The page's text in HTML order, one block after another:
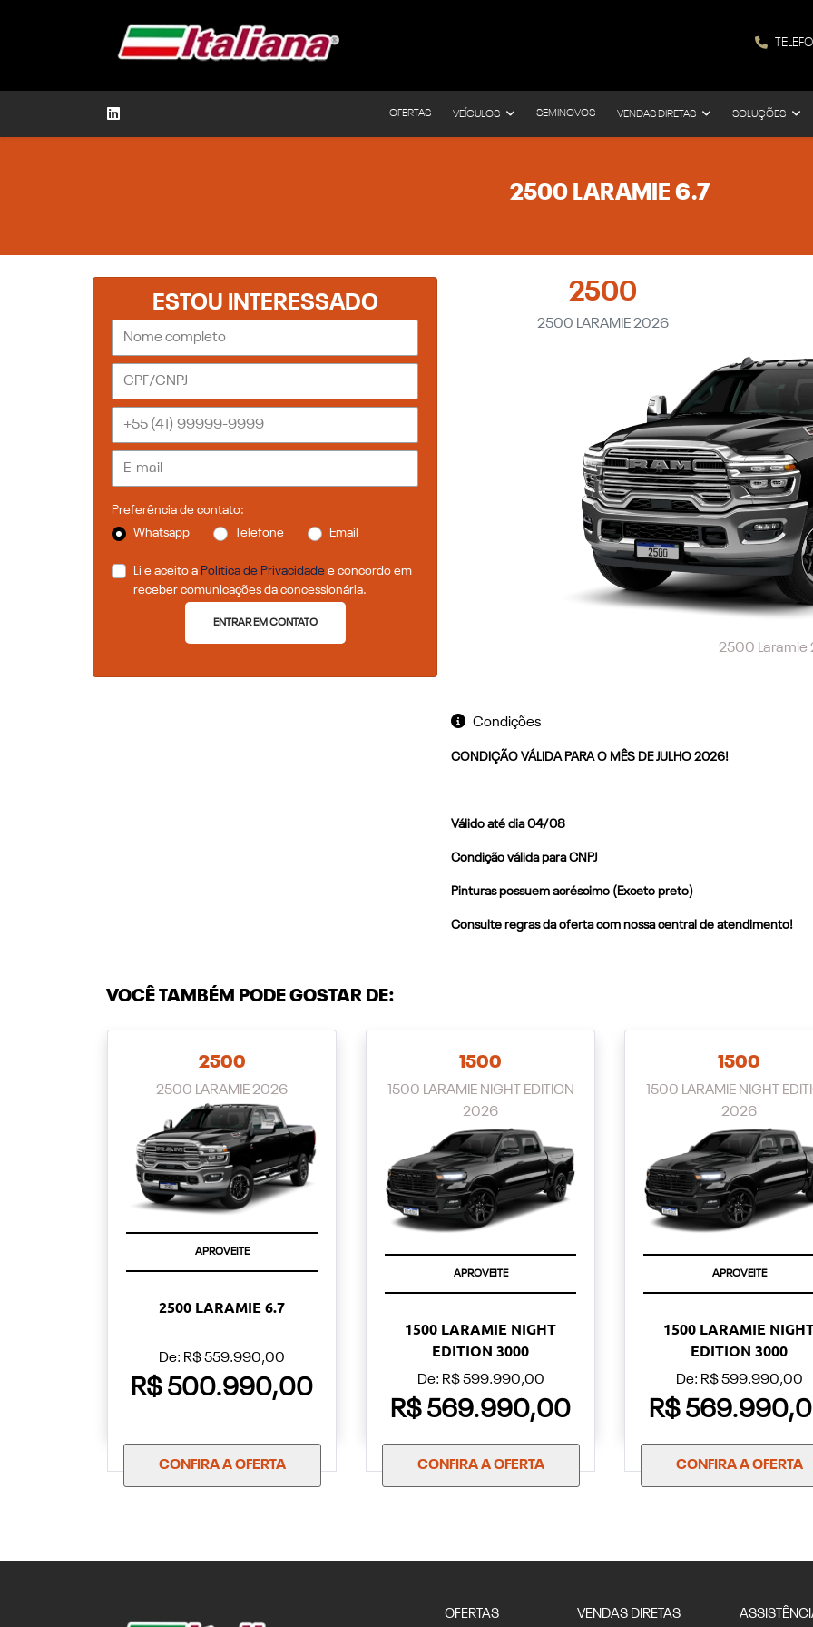
OFERTAS VEÍCULOS SEMINOVOS VENDAS DIRETAS SOLUÇÕES
2500 LARAMIE 6.7
2500
2500 LARAMIE 2026
2500 Laramie
Condições
CONDIÇÃO VÁLIDA PARA O MÊS DE JULHO 2026!
Válido até dia 04/08
Condição válida para CNPJ
Pinturas possuem acréscimo (Exceto preto)
Consulte regras da oferta com nossa central de atendimento!
ESTOU INTERESSADO
Preferência de contato:
Whatsapp
Telefone Email
Li e aceito a Política de Privacidade e concordo em
receber comunicações da concessionária.
ENTRAR EM CONTATO
VOCÊ TAMBÉM PODE GOSTAR DE:
2500
2500 LARAMIE 2026
APROVEITE
2500 LARAMIE 6.7
De: R$ 559.990,00
R$ 500.990,00
CONFIRA A OFERTA
1500
1500 LARAMIE NIGHT EDITION
2026
APROVEITE
1500 LARAMIE NIGHT
EDITION 3000
De: R$ 599.990,00
R$ 569.990,00
CONFIRA A OFERTA
1500
1500 LARAMIE NIGHT
2026
APROVEITE
1500 LARAMIE
EDITION 3000
De: R$ 599.990,00
R$
CONFIRA A OFERTA
OFERTAS VENDAS DIRETAS